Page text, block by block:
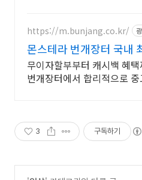
https://m.bunjang.co.kr/
몬스테라 번개장터 국내
랜드 중고거래
무이자할부부터 캐시백 혜
번개장터에서 합리적으로
3 구독하기